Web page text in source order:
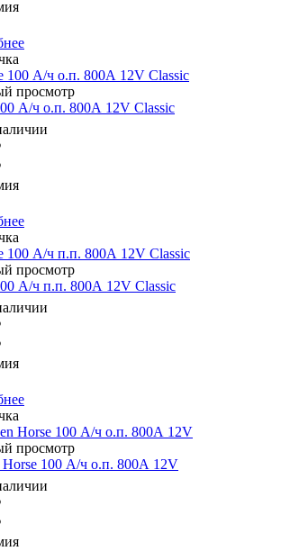
просмотр
А/ч о.п. 800А 12V Classic
просмотр
А/ч п.п. 800А 12V Classic
просмотр
Horse 100 А/ч о.п. 800А 12V